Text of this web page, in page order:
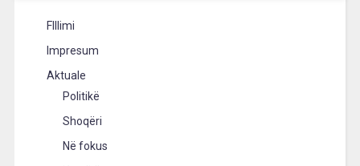
FIllimi
Impresum
Aktuale
Politikë
Shoqëri
Në fokus